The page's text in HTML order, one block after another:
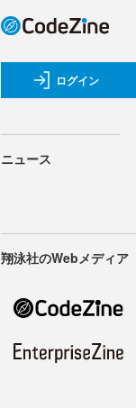
ログイン
ニュース
翔泳社のWebメディア